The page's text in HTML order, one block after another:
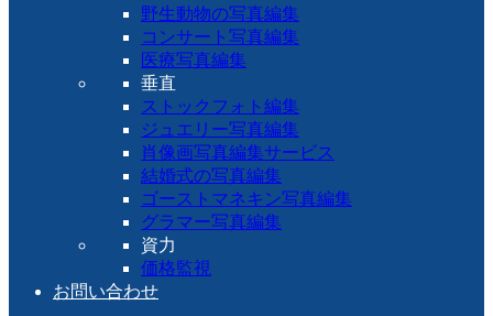
野生動物の写真編集
コンサート写真編集
医療写真編集
垂直
ストックフォト編集
ジュエリー写真編集
肖像画写真編集サービス
結婚式の写真編集
ゴーストマネキン写真編集
グラマー写真編集
資力
価格監視
お問い合わせ